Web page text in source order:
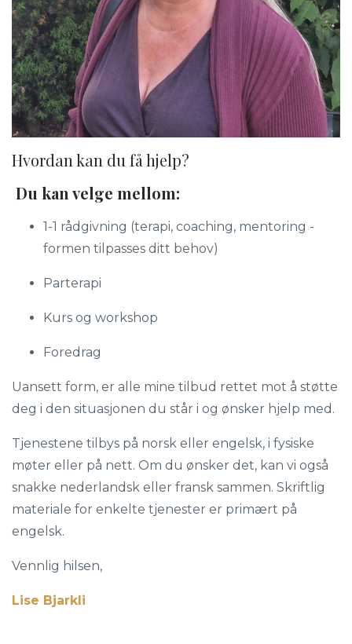
Hvordan kan du få hjelp?
Du kan velge mellom:
1-1 rådgivning (terapi, coaching, mentoring -
formen tilpasses ditt behov)
Parterapi
Kurs og workshop
Foredrag
Uansett form, er alle mine tilbud rettet mot å støtte
deg i den situasjonen du står i og ønsker hjelp med.
Tjenestene tilbys på norsk eller engelsk, i fysiske
møter eller på nett. Om du ønsker det, kan vi også
snakke nederlandsk eller fransk sammen. Skriftlig
materiale for enkelte tjenester er primært på
engelsk.
Vennlig hilsen,
Lise Bjarkli